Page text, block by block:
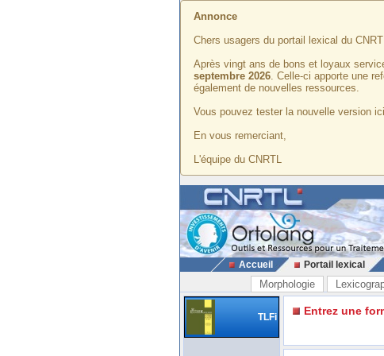
Annonce
Chers usagers du portail lexical du
Après vingt ans de bons et loyaux
septembre 2026. Celle-ci apporte une
également de nouvelles ressources.
Vous pouvez tester la nouvelle version
En vous remerciant,
L'équipe du CNRTL
Accueil Portail lexical
Morphologie
TLFi Entrez une